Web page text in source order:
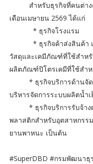
สำหรับธุรกิจที่คนต่างด้
เดือนเมษายน 2569 ได้แก่
* ธุรกิจโรงแรม
* ธุรกิจค้าส่งสินค้า เช่
วัสดุและเคมีภัณฑ์ที่ใช้สำห
ผลิตภัณฑ์ปิโตรเคมีที่ใช้สำ
* ธุรกิจบริการด้านจัดก
บริหารจัดการระบบผลิตน้ำ
* ธุรกิจบริการรับจ้างผ
พลาสติกสำหรับอุตสาหกรร
ยานพาหนะ เป็นต้น
#SuperDBD #กรมพัฒนาธุ